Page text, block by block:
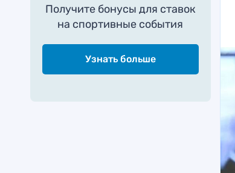
Получите бонусы для ставок
на спортивные события
Узнать больше